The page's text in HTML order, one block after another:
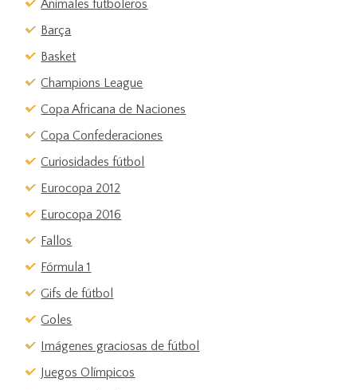
Animales futboleros
Barça
Basket
Champions League
Copa Africana de Naciones
Copa Confederaciones
Curiosidades fútbol
Eurocopa 2012
Eurocopa 2016
Fallos
Fórmula 1
Gifs de fútbol
Goles
Imágenes graciosas de fútbol
Juegos Olímpicos